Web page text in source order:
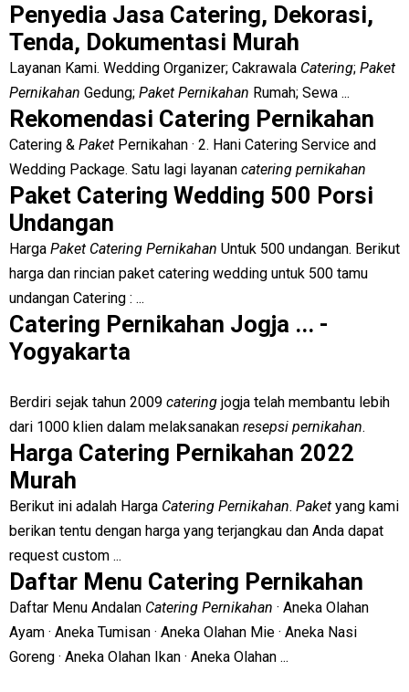
Penyedia Jasa Catering, Dekorasi,
Tenda, Dokumentasi Murah
Layanan Kami. Wedding Organizer; Cakrawala Catering; Paket
Pernikahan Gedung; Paket Pernikahan Rumah; Sewa ...
Rekomendasi Catering Pernikahan
Catering & Paket Pernikahan · 2. Hani Catering Service and
Wedding Package. Satu lagi layanan catering pernikahan
Paket Catering Wedding 500 Porsi
Undangan
Harga Paket Catering Pernikahan Untuk 500 undangan. Berikut
harga dan rincian paket catering wedding untuk 500 tamu
undangan Catering : ...
Catering Pernikahan Jogja ... -
Yogyakarta
Berdiri sejak tahun 2009 catering jogja telah membantu lebih
dari 1000 klien dalam melaksanakan resepsi pernikahan.
Harga Catering Pernikahan 2022
Murah
Berikut ini adalah Harga Catering Pernikahan. Paket yang kami
berikan tentu dengan harga yang terjangkau dan Anda dapat
request custom ...
Daftar Menu Catering Pernikahan
Daftar Menu Andalan Catering Pernikahan · Aneka Olahan
Ayam · Aneka Tumisan · Aneka Olahan Mie · Aneka Nasi
Goreng · Aneka Olahan Ikan · Aneka Olahan ...